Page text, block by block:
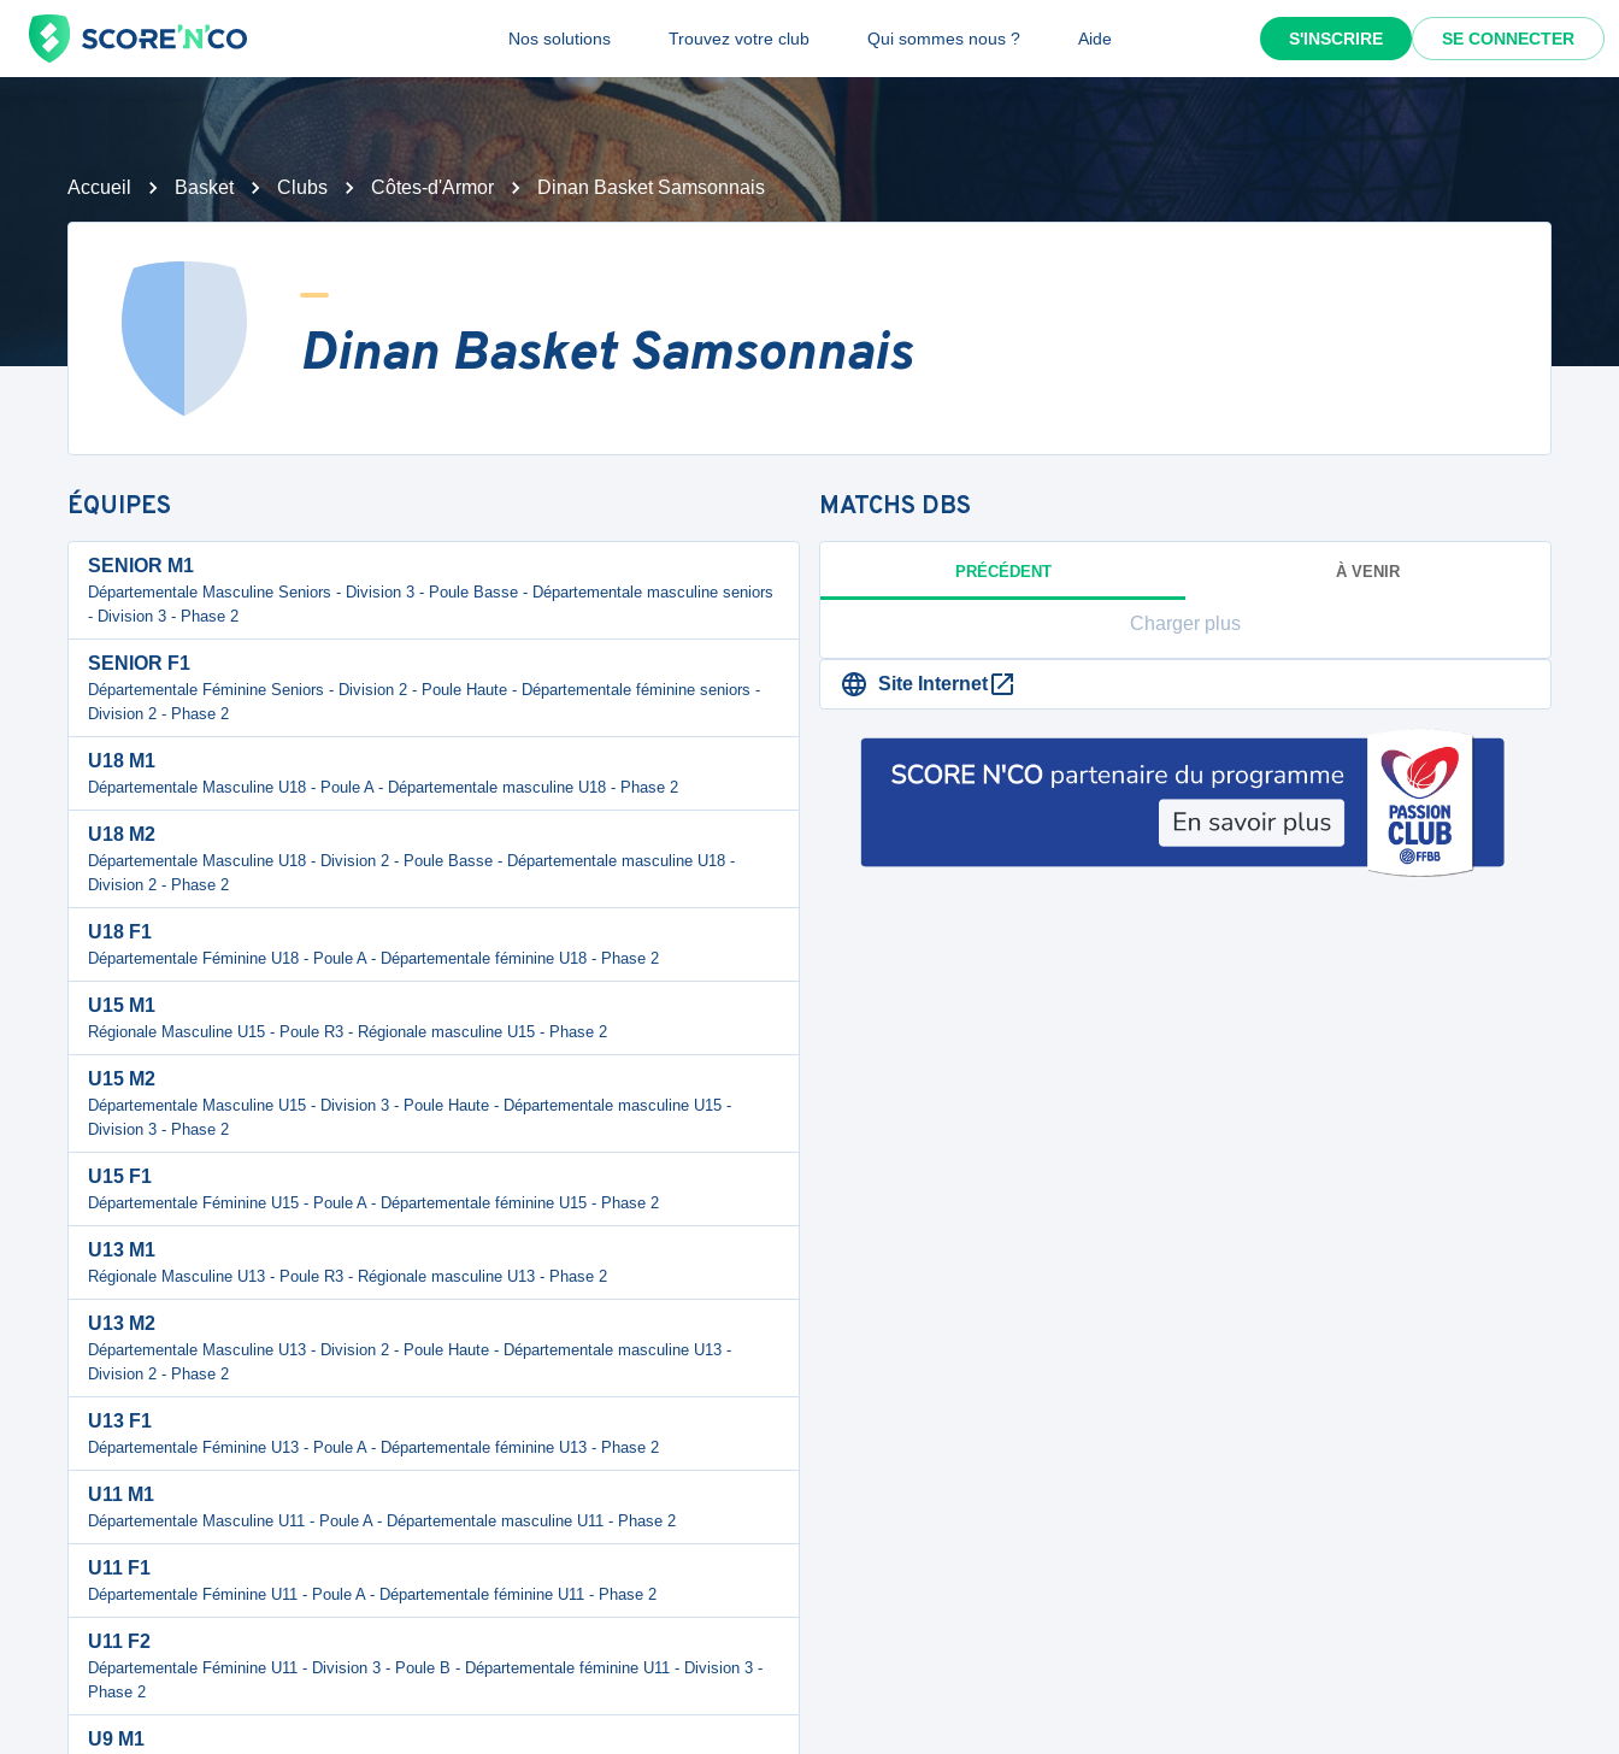
Nos solutions Trouvez votre club Qui sommes nous ? Aide S'INSCRIRE SE CONNECTER
Accueil Basket Clubs Côtes-d'Armor Dinan Basket Samsonnais
Dinan Basket Samsonnais
ÉQUIPES
SENIOR M1
Départementale Masculine Seniors - Division 3 - Poule Basse - Départementale masculine seniors
- Division 3 - Phase 2
SENIOR F1
Départementale Féminine Seniors - Division 2 - Poule Haute - Départementale féminine seniors -
Division 2 - Phase 2
U18 M1
Départementale Masculine U18 - Poule A - Départementale masculine U18 - Phase 2
U18 M2
Départementale Masculine U18 - Division 2 - Poule Basse - Départementale masculine U18 -
Division 2 - Phase 2
U18 F1
Départementale Féminine U18 - Poule A - Départementale féminine U18 - Phase 2
U15 M1
Régionale Masculine U15 - Poule R3 - Régionale masculine U15 - Phase 2
U15 M2
Départementale Masculine U15 - Division 3 - Poule Haute - Départementale masculine U15 -
Division 3 - Phase 2
U15 F1
Départementale Féminine U15 - Poule A - Départementale féminine U15 - Phase 2
U13 M1
Régionale Masculine U13 - Poule R3 - Régionale masculine U13 - Phase 2
U13 M2
Départementale Masculine U13 - Division 2 - Poule Haute - Départementale masculine U13 -
Division 2 - Phase 2
U13 F1
Départementale Féminine U13 - Poule A - Départementale féminine U13 - Phase 2
U11 M1
Départementale Masculine U11 - Poule A - Départementale masculine U11 - Phase 2
U11 F1
Départementale Féminine U11 - Poule A - Départementale féminine U11 - Phase 2
U11 F2
Départementale Féminine U11 - Division 3 - Poule B - Départementale féminine U11 - Division 3 -
Phase 2
U9 M1
MATCHS DBS
PRÉCÉDENT À VENIR
Charger plus
Site Internet